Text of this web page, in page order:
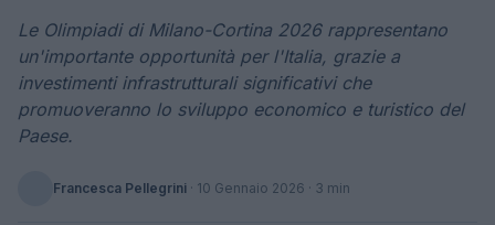
Le Olimpiadi di Milano-Cortina 2026 rappresentano
un'importante opportunità per l'Italia, grazie a
investimenti infrastrutturali significativi che
promuoveranno lo sviluppo economico e turistico del
Paese.
Francesca Pellegrini · 10 Gennaio 2026 · 3 min